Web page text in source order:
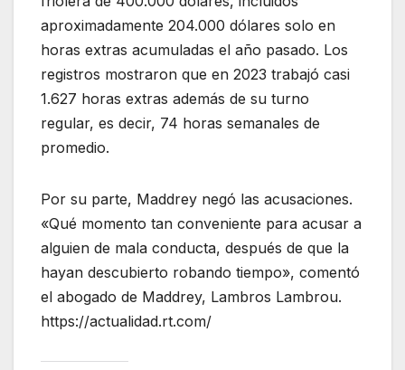
aproximadamente 204.000 dólares solo en
horas extras acumuladas el año pasado. Los
registros mostraron que en 2023 trabajó casi
1.627 horas extras además de su turno
regular, es decir, 74 horas semanales de
promedio.
Por su parte, Maddrey negó las acusaciones.
«Qué momento tan conveniente para acusar a
alguien de mala conducta, después de que la
hayan descubierto robando tiempo», comentó
el abogado de Maddrey, Lambros Lambrou.
https://actualidad.rt.com/